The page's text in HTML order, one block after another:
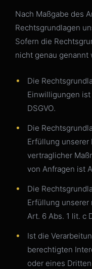
Nach Maßgabe des
Rechtsgrundlagen
Sofern die
nicht genau genannt
Die
Einwilligungen ist
DSGVO.
Die
Erfüllung
vertraglicher
von Anfragen ist
Die
Erfüllung
Art. 6 Abs. 1 lit. c
Ist die
berechtigten
oder eines